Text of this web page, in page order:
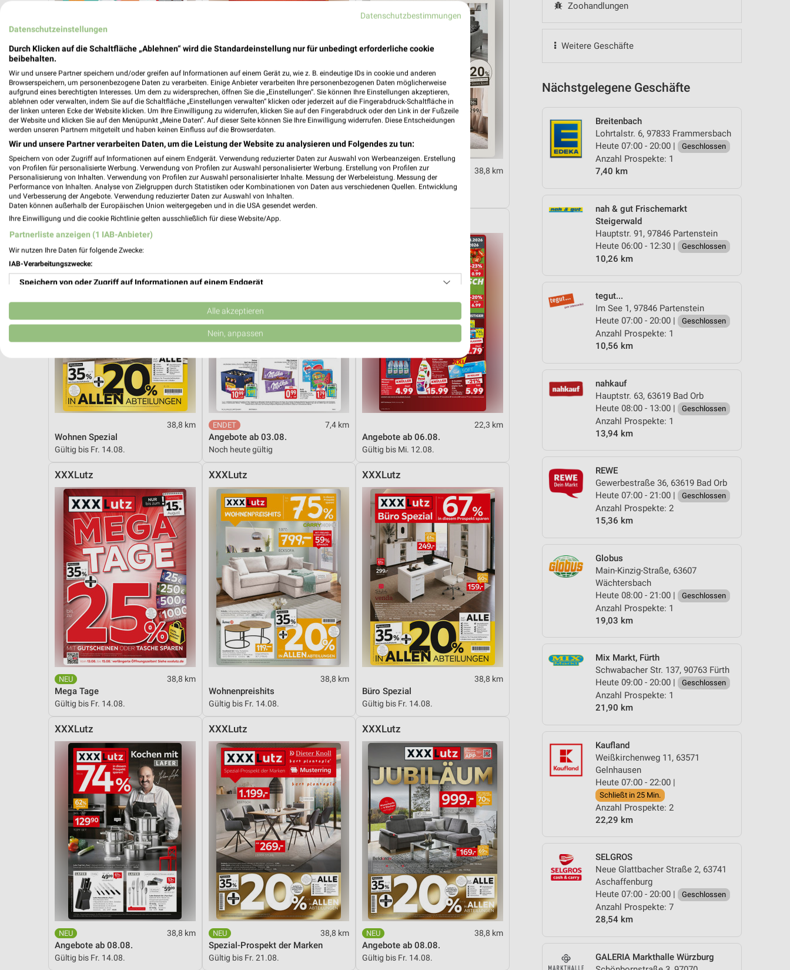
Zoohandlungen
Weitere Geschäfte
Nächstgelegene Geschäfte
Breitenbach
Lohrtalstr. 6, 97833 Frammersbach
Heute 07:00 - 20:00 |
Geschlossen
Anzahl Prospekte: 1
7,40 km
nah & gut Frischemarkt
Steigerwald
Hauptstr. 91, 97846 Partenstein
Heute 06:00 - 12:30 |
Geschlossen
10,26 km
tegut...
Im See 1, 97846 Partenstein
Heute 07:00 - 20:00 |
Geschlossen
Anzahl Prospekte: 1
10,56 km
nahkauf
Hauptstr. 63, 63619 Bad Orb
Heute 08:00 - 13:00 |
Geschlossen
Anzahl Prospekte: 1
13,94 km
REWE
Gewerbestraße 36, 63619 Bad Orb
Heute 07:00 - 21:00 |
Geschlossen
Anzahl Prospekte: 2
15,36 km
Globus
Main-Kinzig-Straße, 63607
Wächtersbach
Heute 08:00 - 21:00 |
Geschlossen
Anzahl Prospekte: 1
19,03 km
Mix Markt, Fürth
Schwabacher Str. 137, 90763 Fürth
Heute 09:00 - 20:00 |
Geschlossen
Anzahl Prospekte: 1
21,90 km
Kaufland
Weißkirchenweg 11, 63571
Gelnhausen
Heute 07:00 - 22:00 |
Schließt in 25 Min.
Anzahl Prospekte: 2
22,29 km
SELGROS
Neue Glattbacher Straße 2, 63741
Aschaffenburg
Heute 07:00 - 20:00 |
Geschlossen
Anzahl Prospekte: 7
28,54 km
GALERIA Markthalle Würzburg
49,8 km
Hot Sommer Sale
Gültig bis Sa. 29.08.
12,6 km
Angebote ab 03.08.
Noch heute gültig
38,8 km
Dieter Knoll
XXXLutz
38,8 km
Wohnen Spezial
Gültig bis Fr. 14.08.
EDEKA
7,4 km
Angebote ab 03.08.
Noch heute gültig
22,3 km
Angebote ab 06.08.
Gültig bis Mi. 12.08.
XXXLutz
38,8 km
Mega Tage
Gültig bis Fr. 14.08.
XXXLutz
38,8 km
Wohnenpreishits
Gültig bis Fr. 14.08.
XXXLutz
38,8 km
Büro Spezial
Gültig bis Fr. 14.08.
XXXLutz
38,8 km
Angebote ab 08.08.
Gültig bis Fr. 14.08.
XXXLutz
38,8 km
Spezial-Prospekt der Marken
Gültig bis Fr. 21.08.
XXXLutz
38,8 km
Angebote ab 08.08.
Gültig bis Fr. 14.08.
Datenschutzbestimmungen
Datenschutzeinstellungen
Durch Klicken auf die Schaltfläche „Ablehnen“ wird die Standardeinstellung nur für unbedingt erforderliche cookie
beibehalten.
Wir und unsere Partner speichern und/oder greifen auf Informationen auf einem Gerät zu, wie z. B. eindeutige IDs in cookie und anderen
Browserspeichern, um personenbezogene Daten zu verarbeiten. Einige Anbieter verarbeiten Ihre personenbezogenen Daten möglicherweise
aufgrund eines berechtigten Interesses. Um dem zu widersprechen, öffnen Sie die „Einstellungen“. Sie können Ihre Einstellungen akzeptieren,
ablehnen oder verwalten, indem Sie auf die Schaltfläche „Einstellungen verwalten“ klicken oder jederzeit auf die Fingerabdruck-Schaltfläche in
der linken unteren Ecke der Website klicken. Um Ihre Einwilligung zu widerrufen, klicken Sie auf den Fingerabdruck oder den Link in der Fußzeile
der Website und klicken Sie auf den Menüpunkt „Meine Daten“. Auf dieser Seite können Sie Ihre Einwilligung widerrufen. Diese Entscheidungen
werden unseren Partnern mitgeteilt und haben keinen Einfluss auf die Browserdaten.
Wir und unsere Partner verarbeiten Daten, um die Leistung der Website zu analysieren und Folgendes zu tun:
Speichern von oder Zugriff auf Informationen auf einem Endgerät. Verwendung reduzierter Daten zur Auswahl von Werbeanzeigen. Erstellung
von Profilen für personalisierte Werbung. Verwendung von Profilen zur Auswahl personalisierter Werbung. Erstellung von Profilen zur
Personalisierung von Inhalten. Verwendung von Profilen zur Auswahl personalisierter Inhalte. Messung der Werbeleistung. Messung der
Performance von Inhalten. Analyse von Zielgruppen durch Statistiken oder Kombinationen von Daten aus verschiedenen Quellen. Entwicklung
und Verbesserung der Angebote. Verwendung reduzierter Daten zur Auswahl von Inhalten.
Daten können außerhalb der Europäischen Union weitergegeben und in die USA gesendet werden.
Ihre Einwilligung und die cookie Richtlinie gelten ausschließlich für diese Website/App.
Partnerliste anzeigen (1 IAB-Anbieter)
Wir nutzen Ihre Daten für folgende Zwecke:
IAB-Verarbeitungszwecke:
Speichern von oder Zugriff auf Informationen auf einem Endgerät
Verwendung reduzierter Daten zur Auswahl von Werbeanzeigen
Erstellung von Profilen für personalisierte Werbung
Erstellung von Profilen zur Personalisierung von Inhalten
Verwendung von Profilen zur Auswahl personalisierter Inhalte
Messung der Performance von Inhalten
Analyse von Zielgruppen durch Statistiken oder Kombinationen von Daten aus verschiedenen
Entwicklung und Verbesserung der Angebote
Verwendung reduzierter Daten zur Auswahl von Inhalten
IAB-Besonderheiten:
Verwendung genauer Standortdaten
Geräte anhand von aktiv angeforderten Informationen identifizieren
Nicht-IAB-Verarbeitungszwecke:
Performance
Funktional
Alle akzeptieren
Nein, anpassen